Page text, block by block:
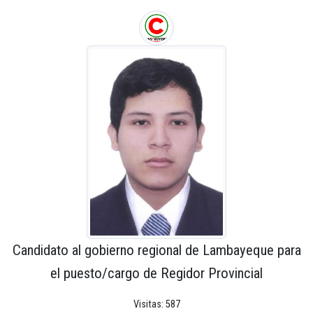
Candidato al gobierno regional de Lambayeque para
el puesto/cargo de Regidor Provincial
Visitas: 587